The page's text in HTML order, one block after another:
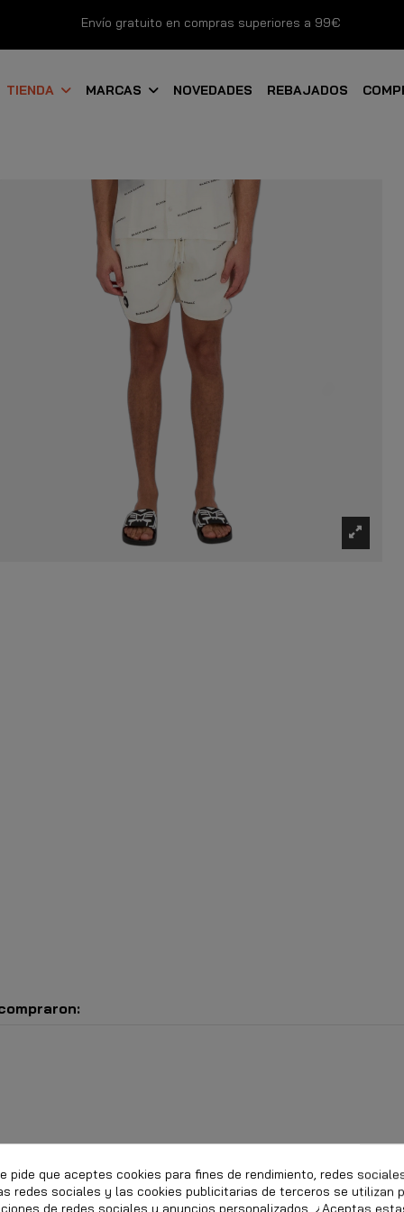
Envío gratuito en compras superiores a 99€
TIENDA MARCAS NOVEDADES REBAJADOS
pide que aceptes cookies para fines de rendimiento, redes
redes sociales y las cookies publicitarias de terceros se utilizan
de redes sociales y anuncios personalizados. ¿Aceptas